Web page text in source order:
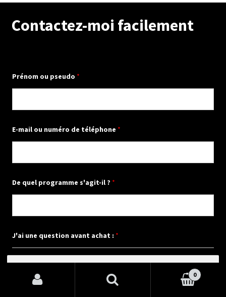
Contactez-moi facilement
Prénom ou pseudo *
E-mail ou numéro de téléphone *
De quel programme s'agit-il ? *
J'ai une question avant achat : *
0